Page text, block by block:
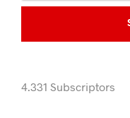
4.331 Subscriptors